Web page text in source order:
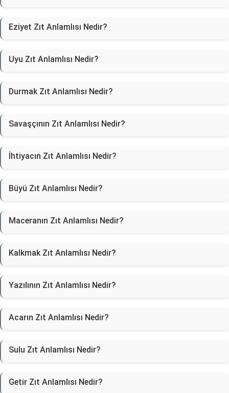
Eziyet Zıt Anlamlısı Nedir?
Uyu Zıt Anlamlısı Nedir?
Durmak Zıt Anlamlısı Nedir?
Savaşçının Zıt Anlamlısı Nedir?
İhtiyacın Zıt Anlamlısı Nedir?
Büyü Zıt Anlamlısı Nedir?
Maceranın Zıt Anlamlısı Nedir?
Kalkmak Zıt Anlamlısı Nedir?
Yazılının Zıt Anlamlısı Nedir?
Acarın Zıt Anlamlısı Nedir?
Sulu Zıt Anlamlısı Nedir?
Getir Zıt Anlamlısı Nedir?